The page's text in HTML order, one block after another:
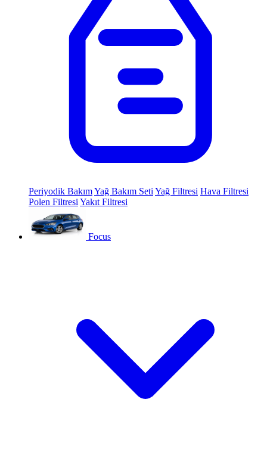
Periyodik BakımYağ Bakım Seti Yağ Filtresi Hava Filtresi
Polen Filtresi Yakıt Filtresi
Focus